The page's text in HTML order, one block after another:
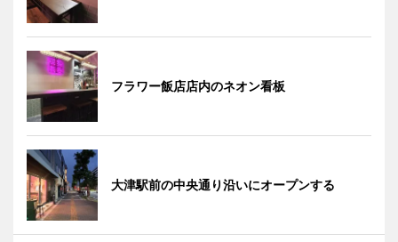
フラワー飯店店内のネオン看板
大津駅前の中央通り沿いにオープンする